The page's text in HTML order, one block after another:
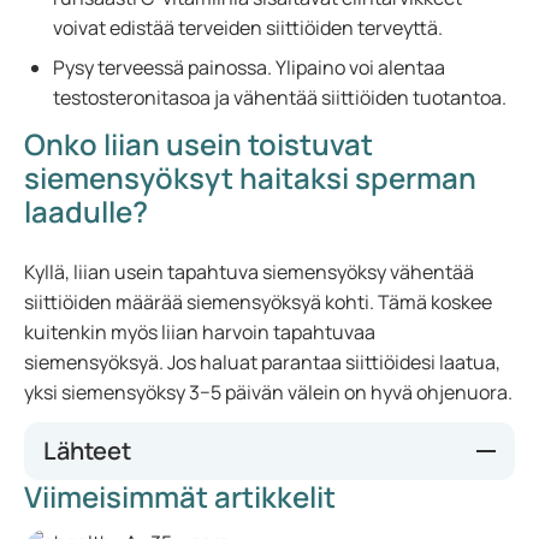
voivat edistää terveiden siittiöiden terveyttä.
Pysy terveessä painossa. Ylipaino voi alentaa
testosteronitasoa ja vähentää siittiöiden tuotantoa.
Onko liian usein toistuvat
siemensyöksyt haitaksi sperman
laadulle?
Kyllä, liian usein tapahtuva siemensyöksy vähentää
siittiöiden määrää siemensyöksyä kohti. Tämä koskee
kuitenkin myös liian harvoin tapahtuvaa
siemensyöksyä. Jos haluat parantaa siittiöidesi laatua,
yksi siemensyöksy 3−5 päivän välein on hyvä ohjenuora.
Lähteet
Dokterdokter. (z.d.).Dokterdokter – dé website met alles
over gezond leven .
Viimeisimmät artikkelit